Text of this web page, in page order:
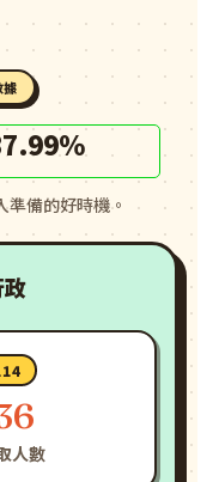
備的好時機。
人數